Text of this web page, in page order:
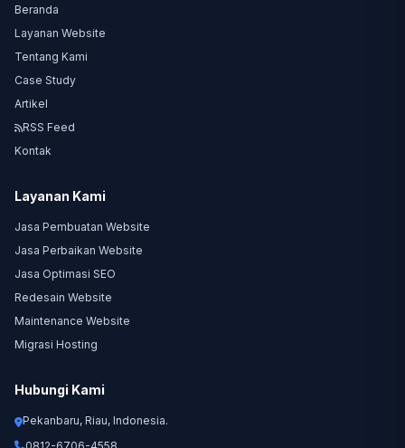
Beranda
Layanan Website
Tentang Kami
Case Study
Artikel
RSS Feed
Kontak
Layanan Kami
Jasa Pembuatan Website
Jasa Perbaikan Website
Jasa Optimasi SEO
Redesain Website
Maintenance Website
Migrasi Hosting
Hubungi Kami
Pekanbaru, Riau, Indonesia.